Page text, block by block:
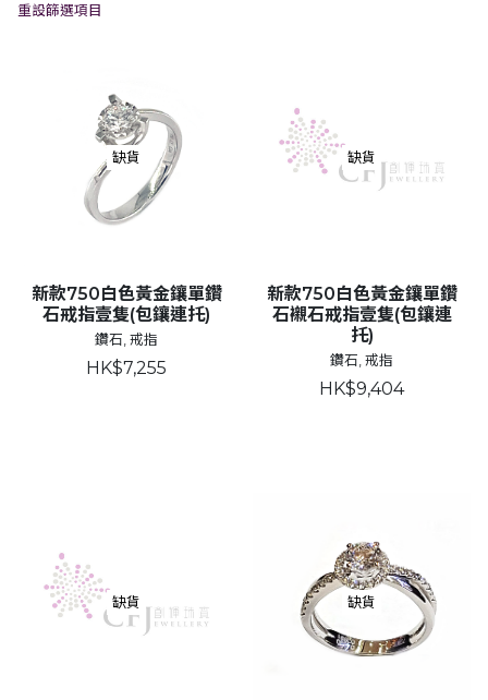
重設篩選項目
缺貨
新款750白色黃金鑲單鑽
石戒指壹隻(包鑲連托)
鑽石, 戒指
HK$7,255
缺貨
新款750白色黃金鑲單鑽
石襯石戒指壹隻(包鑲連
托)
鑽石, 戒指
HK$9,404
缺貨 缺貨